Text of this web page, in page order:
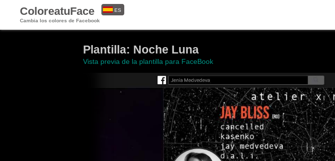
ColoreatuFace
Cambia los colores de Facebook
ES
Plantilla: Noche Luna
Vista previa de la plantilla para FaceBook